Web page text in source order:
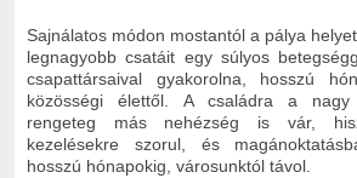
Sajnálatos módon mostantól a pálya
legnagyobb csatáit egy súlyos
csapattársaival gyakorolna, hosszú
közösségi élettől. A családra a nagy
rengeteg más nehézség is vár,
kezelésekre szorul, és
hosszú hónapokig, városunktól távol.